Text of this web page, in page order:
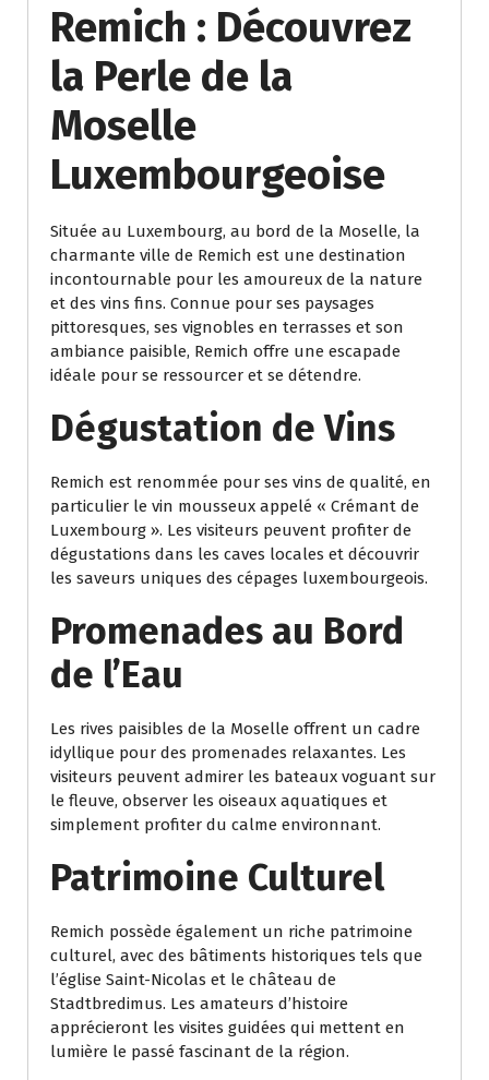
Remich : Découvrez
la Perle de la
Moselle
Luxembourgeoise
Située au Luxembourg, au bord de la Moselle, la
charmante ville de Remich est une destination
incontournable pour les amoureux de la nature
et des vins fins. Connue pour ses paysages
pittoresques, ses vignobles en terrasses et son
ambiance paisible, Remich offre une escapade
idéale pour se ressourcer et se détendre.
Dégustation de Vins
Remich est renommée pour ses vins de qualité, en
particulier le vin mousseux appelé « Crémant de
Luxembourg ». Les visiteurs peuvent profiter de
dégustations dans les caves locales et découvrir
les saveurs uniques des cépages luxembourgeois.
Promenades au Bord
de l’Eau
Les rives paisibles de la Moselle offrent un cadre
idyllique pour des promenades relaxantes. Les
visiteurs peuvent admirer les bateaux voguant sur
le fleuve, observer les oiseaux aquatiques et
simplement profiter du calme environnant.
Patrimoine Culturel
Remich possède également un riche patrimoine
culturel, avec des bâtiments historiques tels que
l’église Saint-Nicolas et le château de
Stadtbredimus. Les amateurs d’histoire
apprécieront les visites guidées qui mettent en
lumière le passé fascinant de la région.